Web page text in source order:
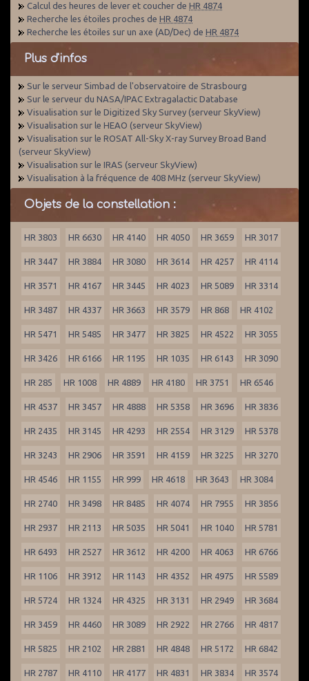
Calcul des heures de lever et coucher de HR 4874
Recherche les étoiles proches de HR 4874
Recherche les étoiles sur un axe (AD/Dec) de HR 4874
Plus d'infos
Sur le serveur Simbad de l'observatoire de Strasbourg
Sur le serveur du NASA/IPAC Extragalactic Database
Visualisation sur le Digitized Sky Survey (serveur SkyView)
Visualisation sur le HEAO (serveur SkyView)
Visualisation sur le ROSAT All-Sky X-ray Survey Broad Band
(serveur SkyView)
Visualisation sur le IRAS (serveur SkyView)
Visualisation à la fréquence de 408 MHz (serveur SkyView)
Objets de la constellation :
HR 3803 HR 6630 HR 4140 HR 4050 HR 3659 HR 3017
HR 3447 HR 3884 HR 3080 HR 3614 HR 4257 HR 4114
HR 3571 HR 4167 HR 3445 HR 4023 HR 5089 HR 3314
HR 3487 HR 4337 HR 3663 HR 3579 HR 868 HR 4102
HR 5471 HR 5485 HR 3477 HR 3825 HR 4522 HR 3055
HR 3426 HR 6166 HR 1195 HR 1035 HR 6143 HR 3090
HR 285 HR 1008 HR 4889 HR 4180 HR 3751 HR 6546
HR 4537 HR 3457 HR 4888 HR 5358 HR 3696 HR 3836
HR 2435 HR 3145 HR 4293 HR 2554 HR 3129 HR 5378
HR 3243 HR 2906 HR 3591 HR 4159 HR 3225 HR 3270
HR 4546 HR 1155 HR 999 HR 4618 HR 3643 HR 3084
HR 2740 HR 3498 HR 8485 HR 4074 HR 7955 HR 3856
HR 2937 HR 2113 HR 5035 HR 5041 HR 1040 HR 5781
HR 6493 HR 2527 HR 3612 HR 4200 HR 4063 HR 6766
HR 1106 HR 3912 HR 1143 HR 4352 HR 4975 HR 5589
HR 5724 HR 1324 HR 4325 HR 3131 HR 2949 HR 3684
HR 3459 HR 4460 HR 3089 HR 2922 HR 2766 HR 4817
HR 5825 HR 2102 HR 2881 HR 4848 HR 5172 HR 6842
HR 2787 HR 4110 HR 4177 HR 4831 HR 3834 HR 3574